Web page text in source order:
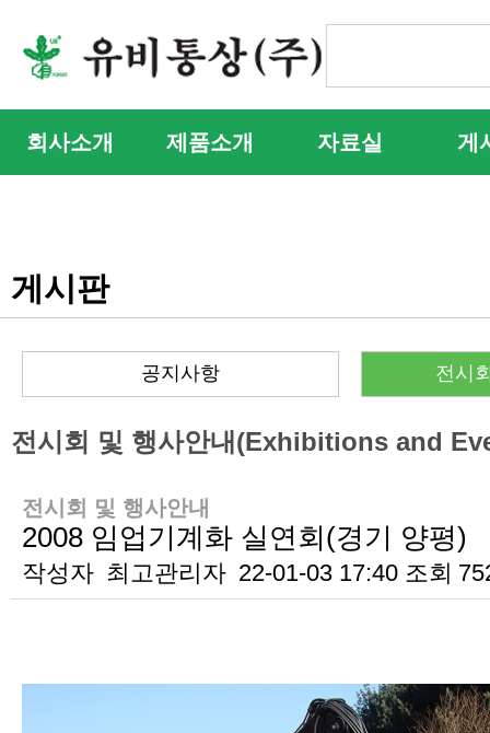
회사소개 제품소개 자료실 게
게시판
공지사항 전시
전시회 및 행사안내(Exhibitions and
전시회 및 행사안내
2008 임업기계화 실연회(경기 양평)
작성자 최고관리자 22-01-03 17:40 조회